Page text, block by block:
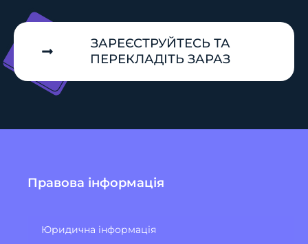
ЗАРЕЄСТРУЙТЕСЬ ТА
ПЕРЕКЛАДІТЬ ЗАРАЗ
Правова інформація
Юридична інформація